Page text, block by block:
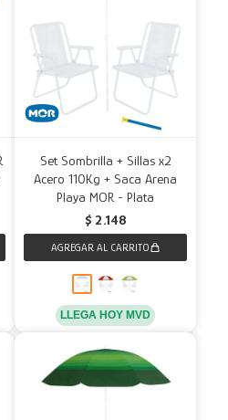
Set Sombrilla + Sillas x2
Acero 110Kg + Saca Arena
Playa MOR - Plata
$ 2.148
LLEGA HOY MVD